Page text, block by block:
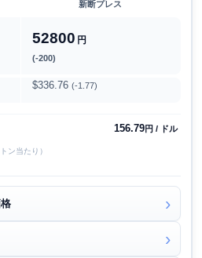
新断プレス
52800 円
(-200)
$336.76 (-1.77)
156.79円 / ドル
ン当たり）